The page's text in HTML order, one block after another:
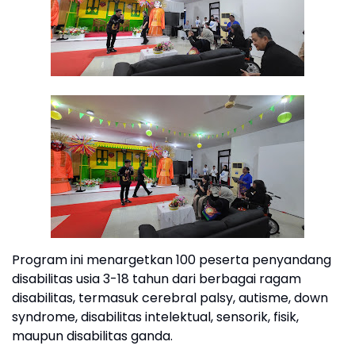
Program ini menargetkan 100 peserta penyandang
disabilitas usia 3-18 tahun dari berbagai ragam
disabilitas, termasuk cerebral palsy, autisme, down
syndrome, disabilitas intelektual, sensorik, fisik,
maupun disabilitas ganda.